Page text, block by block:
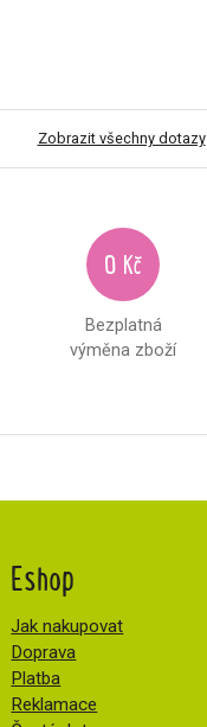
Zobrazit všechny dotazy
0 Kč
Bezplatná
výměna zboží
Eshop
Jak nakupovat
Doprava
Platba
Reklamace